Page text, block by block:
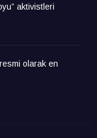
aktivistleri
olarak en